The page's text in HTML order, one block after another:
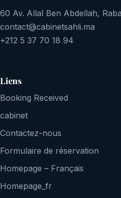
60 Av. Allal Ben Abdellah,
contact@cabinetsahli.ma
+212 5 37 70 18 94
Liens
Booking Received
cabinet
Contactez-nous
Formulaire de réservation
Homepage – Français
Homepage_fr